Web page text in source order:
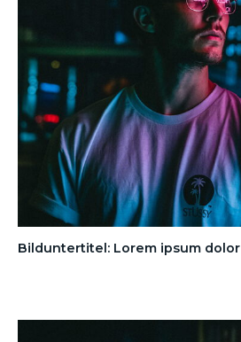
Bilduntertitel: Lorem ipsum dolor